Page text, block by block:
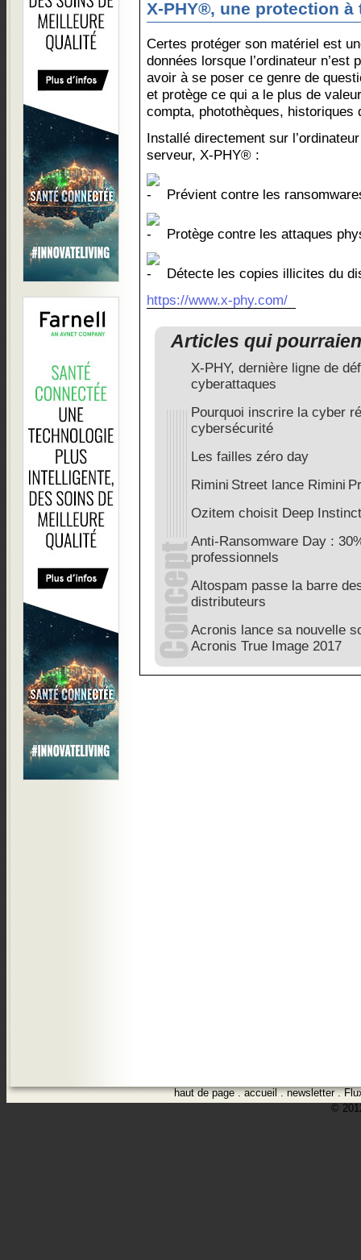
X-PHY®, une protection
Certes protéger son matériel est
données lorsque l’ordinateur
avoir à se poser ce genre de
et protège ce qui a le plus de
compta, photothèques,
Installé directement sur
serveur, X-PHY® :
Prévient contre les
Protège contre les attaques
Détecte les copies illicites du
https://www.x-phy.com/
Articles qui
X-PHY, dernière ligne de
cyberattaques
Pourquoi inscrire la cyber
cybersécurité
Les failles zéro day
Rimini Street lance Rimini
Ozitem choisit Deep Instinct
Anti-Ransomware Day :
professionnels
Altospam passe la barre
distributeurs
Acronis lance sa nouvelle
Acronis True Image 2017
haut de page.accueil.newsletter.
©